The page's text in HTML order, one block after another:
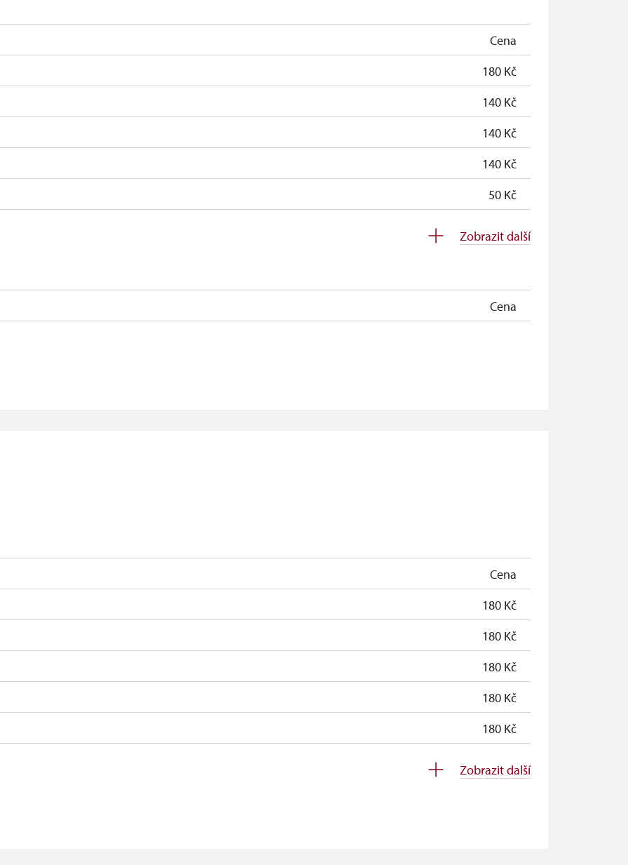
zdarma
Cena
180 Kč
140 Kč
140 Kč
140 Kč
50 Kč
dospělá osoba na 10 dětí)
zdarma
pro celou skupinu min. 15 osob)
zdarma
rodinní příslušníci)
Zobrazit další
Cena
Cena
180 Kč
180 Kč
180 Kč
180 Kč
180 Kč
na 10 dětí)
Zobrazit další